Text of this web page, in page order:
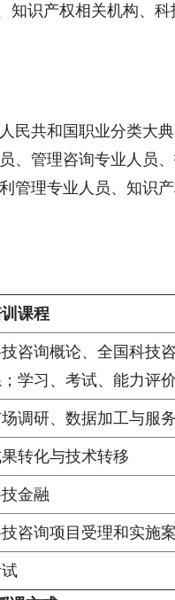
知识产权相关机构、
民共和国职业分类大
、管理咨询专业人员
管理专业人员、知识
课程
咨询概论、全国科技
学习、考试、能力评
调研、数据加工与服
果转化与技术转移
金融
咨询项目受理和实施